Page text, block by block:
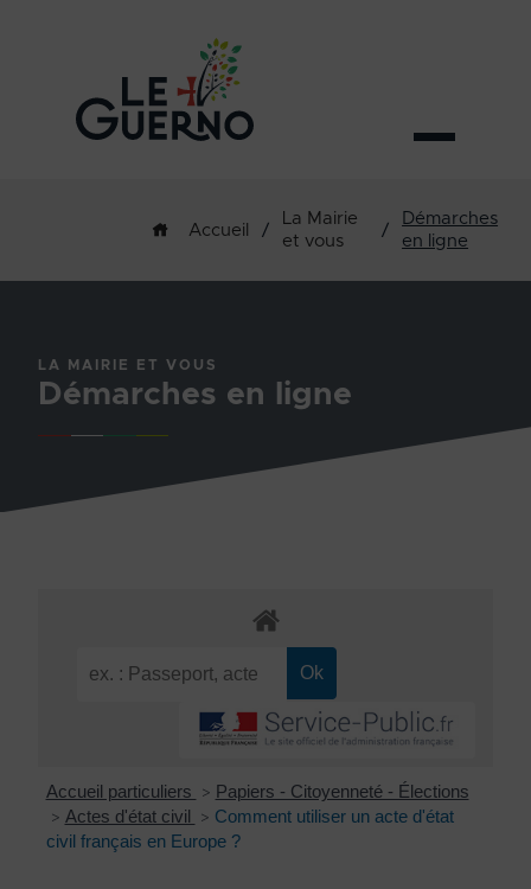
Accueil /
La Mairie
et vous
/
Démarches
en ligne
LA MAIRIE ET VOUS
Démarches en ligne
Accueil particuliers > Papiers - Citoyenneté - Élections
> Actes d'état civil > Comment utiliser un acte d'état
civil français en Europe ?